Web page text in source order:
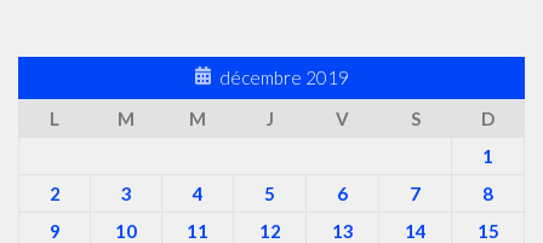
décembre 2019
L
M M J V S
D
1
2
3 4 5 6 7
8
9
10 11 12 13 14
15